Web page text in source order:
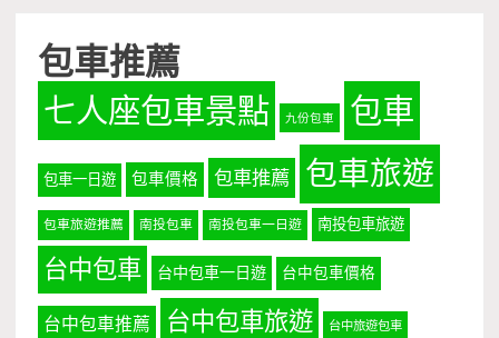
包車推薦
七人座包車景點 九份包車 包車
包車一日遊 包車價格 包車推薦 包車旅遊
包車旅遊推薦 南投包車 南投包車一日遊 南投包車旅遊
台中包車 台中包車一日遊 台中包車價格
台中包車推薦 台中包車旅遊 台中旅遊包車